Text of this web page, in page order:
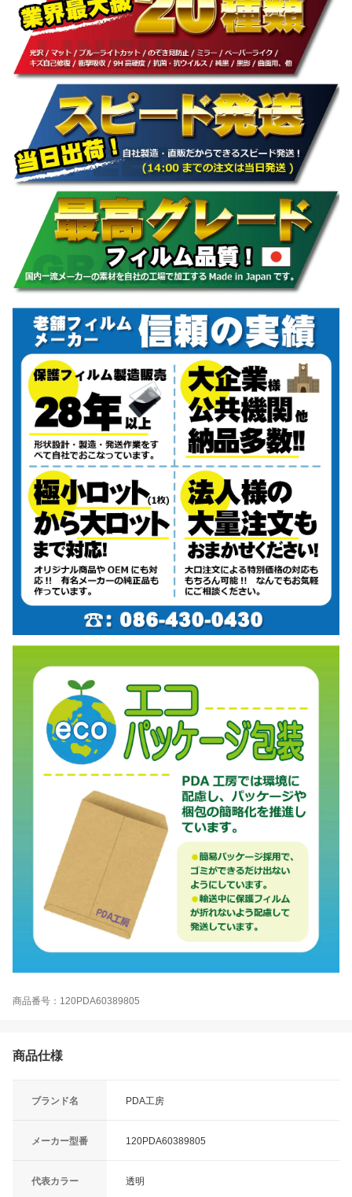
商品番号：120PDA60389805
商品仕様
ブランド名 PDA工房
メーカー型番 120PDA60389805
代表カラー 透明